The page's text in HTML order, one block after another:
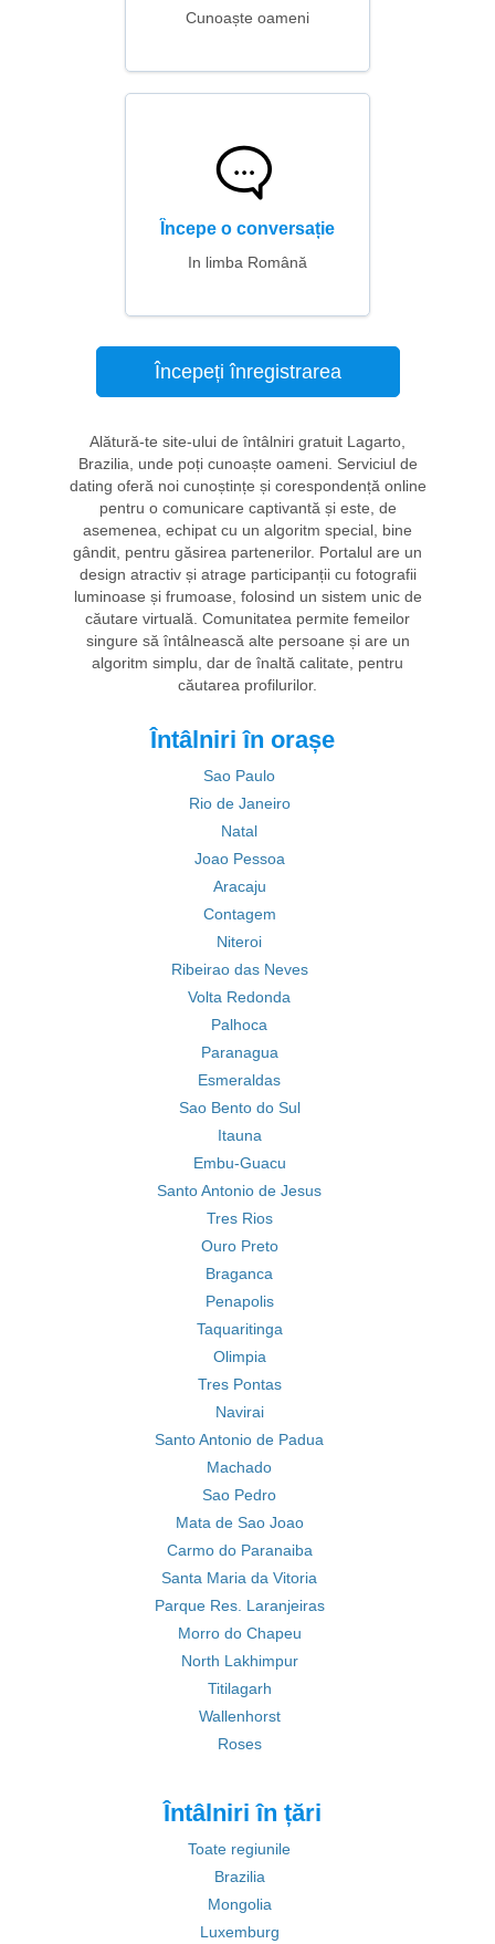
Cunoaște oameni
Începe o conversație
In limba Română
Începeți înregistrarea
Alătură-te site-ului de întâlniri gratuit Lagarto,
Brazilia, unde poți cunoaște oameni. Serviciul de
dating oferă noi cunoștințe și corespondență online
pentru o comunicare captivantă și este, de
asemenea, echipat cu un algoritm special, bine
gândit, pentru găsirea partenerilor. Portalul are un
design atractiv și atrage participanții cu fotografii
luminoase și frumoase, folosind un sistem unic de
căutare virtuală. Comunitatea permite femeilor
singure să întâlnească alte persoane și are un
algoritm simplu, dar de înaltă calitate, pentru
căutarea profilurilor.
Întâlniri în orașe
Sao Paulo
Rio de Janeiro
Natal
Joao Pessoa
Aracaju
Contagem
Niteroi
Ribeirao das Neves
Volta Redonda
Palhoca
Paranagua
Esmeraldas
Sao Bento do Sul
Itauna
Embu-Guacu
Santo Antonio de Jesus
Tres Rios
Ouro Preto
Braganca
Penapolis
Taquaritinga
Olimpia
Tres Pontas
Navirai
Santo Antonio de Padua
Machado
Sao Pedro
Mata de Sao Joao
Carmo do Paranaiba
Santa Maria da Vitoria
Parque Res. Laranjeiras
Morro do Chapeu
North Lakhimpur
Titilagarh
Wallenhorst
Roses
Întâlniri în țări
Toate regiunile
Brazilia
Mongolia
Luxemburg